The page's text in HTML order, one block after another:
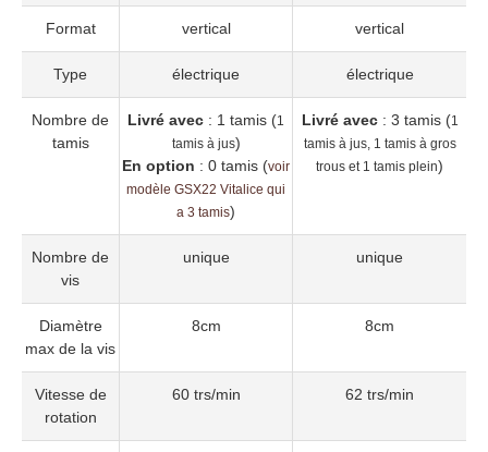
Format vertical vertical
Type électrique électrique
Nombre de
tamis
Livré avec : 1 tamis (1
tamis à jus)
En option : 0 tamis (voir
modèle GSX22 Vitalice qui
a 3 tamis)
Livré avec: 3 tamis (1
tamis à jus, 1 tamis à gros
trous et 1 tamis plein)
Nombre de
vis
unique unique
Diamètre
max de la vis
8cm 8cm
Vitesse de
rotation
60 trs/min 62 trs/min